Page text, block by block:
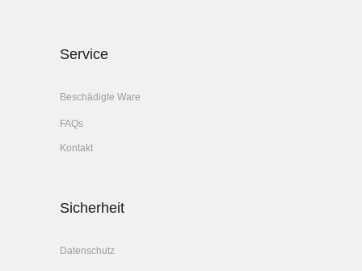
Service
Beschädigte Ware
FAQs
Kontakt
Sicherheit
Datenschutz